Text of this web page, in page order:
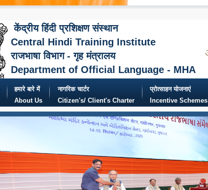
केंद्रीय हिंदी प्रशिक्षण संस्थान
Central Hindi Training Institute
राजभाषा विभाग - गृह मंत्रालय
Department of Official Language - MHA
हमारे बारे में
About Us
नागरिक चार्टर
Citizen's/ Client's Charter
प्रोत्साहन योजनाएं
Incentive Schemes